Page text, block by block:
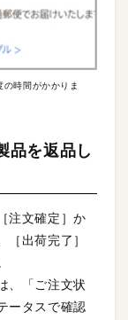
時間がかかりま
品を返品し
注文確定］か
［出荷完了］
、「ご注文状
ータスで確認